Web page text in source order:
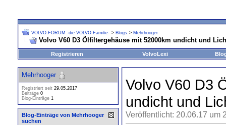
VOLVO-FORUM -die VOLVO-Familie- > Blogs > Mehrhooger
Volvo V60 D3 Ölfiltergehäuse mit 52000km undicht und
Registrieren VolvoLexi
Volvo V60 D3
undicht und
Veröffentlicht: 20.06.17 um
Mehrhooger
Registriert seit 29.05.2017
Beiträge 0
Blog-Einträge 1
Blog-Einträge von Mehrhooger
suchen